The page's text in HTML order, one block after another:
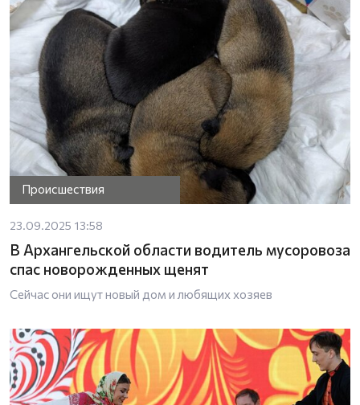
Происшествия
23.09.2025 13:58
В Архангельской области водитель мусоровоза
спас новорожденных щенят
Сейчас они ищут новый дом и любящих хозяев